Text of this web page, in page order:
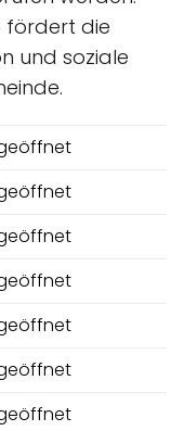
fördert die
und soziale